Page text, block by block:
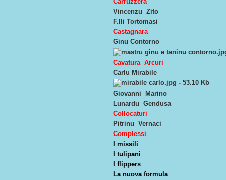
Vincenzu Zito
F.lli Tortomasi
Castagnara
Ginu Contorno
Cavatura Arcuri
Carlu Mirabile
Giovanni Marino
Lunardu Gendusa
Collocaturi
Pitrinu Vernaci
Complessi
I missili
I tulipani
I flippers
La nuova formula